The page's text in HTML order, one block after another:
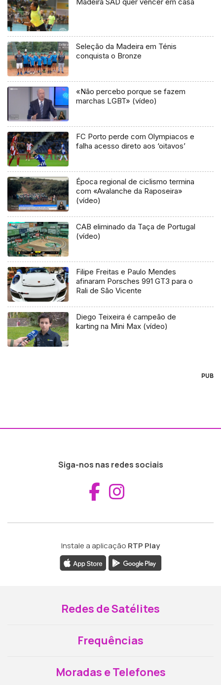
Seleção da Madeira em Ténis
conquista o Bronze
«Não percebo porque se fazem
marchas LGBT» (vídeo)
FC Porto perde com Olympiacos e
falha acesso direto aos ‘oitavos’
Época regional de ciclismo termina
com «Avalanche da Raposeira»
(vídeo)
CAB eliminado da Taça de Portugal
(vídeo)
Filipe Freitas e Paulo Mendes
afinaram Porsches 991 GT3 para o
Rali de São Vicente
Diego Teixeira é campeão de
karting na Mini Max (vídeo)
PUB
Siga-nos nas redes sociais
Aceder ao
Instale a aplicação RTP Play
Redes de Satélites
Frequências
Moradas e Telefones